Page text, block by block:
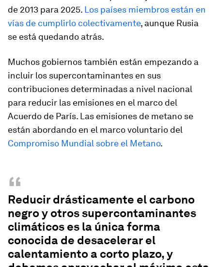
de 2013 para 2025. Los países miembros están en
vías de cumplirlo colectivamente, aunque Rusia
se está quedando atrás.
Muchos gobiernos también están empezando a
incluir los supercontaminantes en sus
contribuciones determinadas a nivel nacional
para reducir las emisiones en el marco del
Acuerdo de París. Las emisiones de metano se
están abordando en el marco voluntario del
Compromiso Mundial sobre el Metano.
“
Reducir drásticamente el carbono
negro y otros supercontaminantes
climáticos es la única forma
conocida de desacelerar el
calentamiento a corto plazo, y